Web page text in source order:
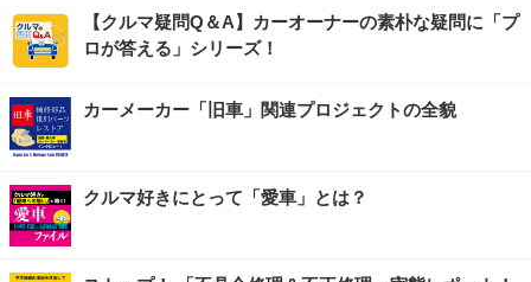
【クルマ疑問Q＆A】カーオーナーの素朴な疑問に「プ
ロが答える」シリーズ！
カーメーカー「旧車」関連プロジェクトの全貌
クルマ好きにとって「愛車」とは？